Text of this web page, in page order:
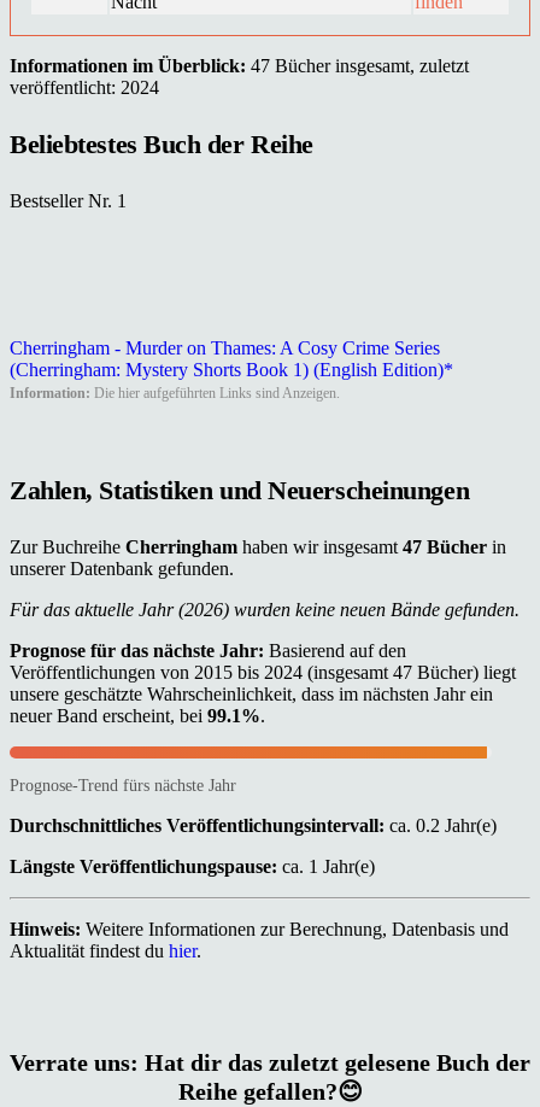
Informationen im Überblick: 47 Bücher insgesamt, zuletzt
veröffentlicht: 2024
Beliebtestes Buch der Reihe
Bestseller Nr. 1
Cherringham - Murder on Thames: A Cosy Crime Series
(Cherringham: Mystery Shorts Book 1) (English Edition)*
Information: Die hier aufgeführten Links sind Anzeigen.
Zahlen, Statistiken und Neuerscheinungen
Zur Buchreihe Cherringham haben wir insgesamt 47 Bücher in
unserer Datenbank gefunden.
Für das aktuelle Jahr (2026) wurden keine neuen Bände gefunden.
Prognose für das nächste Jahr: Basierend auf den
Veröffentlichungen von 2015 bis 2024 (insgesamt 47 Bücher) liegt
unsere geschätzte Wahrscheinlichkeit, dass im nächsten Jahr ein
neuer Band erscheint, bei 99.1%.
Prognose-Trend fürs nächste Jahr
Durchschnittliches Veröffentlichungsintervall: ca. 0.2 Jahr(e)
Längste Veröffentlichungspause: ca. 1 Jahr(e)
Hinweis: Weitere Informationen zur Berechnung, Datenbasis und
Aktualität findest du hier.
Verrate uns: Hat dir das zuletzt gelesene Buch der
Reihe gefallen?😊